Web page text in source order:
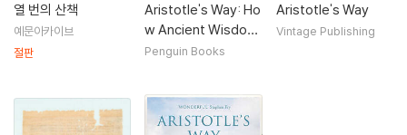
브리지셔에서 살고 있다.
열 번의 산책
예문아카이브
절판
Aristotle's Way: Ho
w Ancient Wisdom
Can Change Your Li
Penguin Books
Aristotle's Way
Vintage Publishing